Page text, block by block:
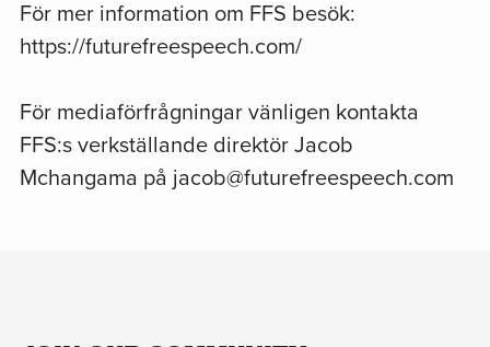
För mer information om FFS besök:
https://futurefreespeech.com/
För mediaförfrågningar vänligen kontakta
FFS:s verkställande direktör Jacob
Mchangama på jacob@futurefreespeech.com